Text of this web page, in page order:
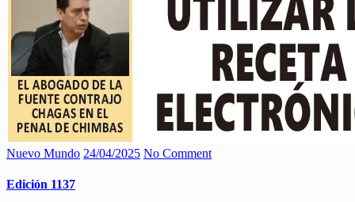
Nuevo Mundo 24/04/2025 No Comment
Edición 1137